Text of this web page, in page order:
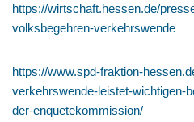
https://wirtschaft.hessen.de/
volksbegehren-verkehrswende
https://www.spd-fraktion-
verkehrswende-leistet-wichtigen-
der-enquetekommission/